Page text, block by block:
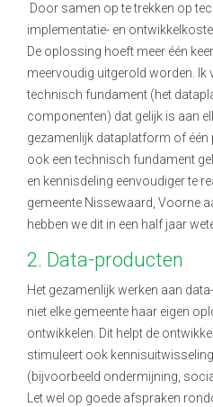
Door samen op te trekken op
implementatie- en
De oplossing hoeft meer één
meervoudig uitgerold worden. Ik
technisch fundament (het
componenten) dat gelijk is aan
gezamenlijk dataplatform of één
ook een technisch fundament
en kennisdeling eenvoudiger te
gemeente Nissewaard, Voorne
hebben we dit in een half jaar
2. Data-producten
Het gezamenlijk werken aan
niet elke gemeente haar eigen
ontwikkelen. Dit helpt de
stimuleert ook
(bijvoorbeeld ondermijning,
Let wel op goede afspraken